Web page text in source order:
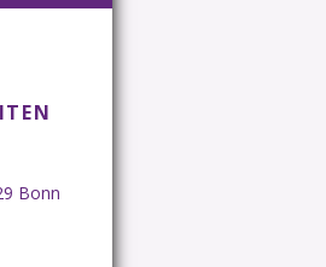
Bonn